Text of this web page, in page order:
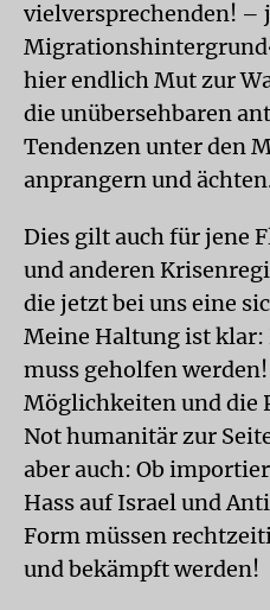
vielversprechenden! –
hier endlich Mut zur
die unübersehbaren
Tendenzen unter den
anprangern und
Dies gilt auch für jene
und anderen
die jetzt bei uns eine
Meine Haltung ist klar:
muss geholfen
Möglichkeiten und die
Not humanitär zur
aber auch: Ob
Hass auf Israel und
Form müssen
und bekämpft werden!